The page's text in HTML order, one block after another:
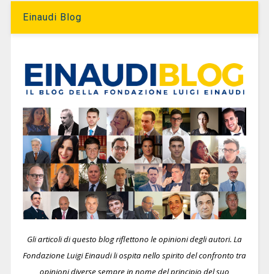
Einaudi Blog
Gli articoli di questo blog riflettono le opinioni degli autori. La
Fondazione Luigi Einaudi li ospita nello spirito del confronto tra
opinioni diverse sempre in nome del principio del suo